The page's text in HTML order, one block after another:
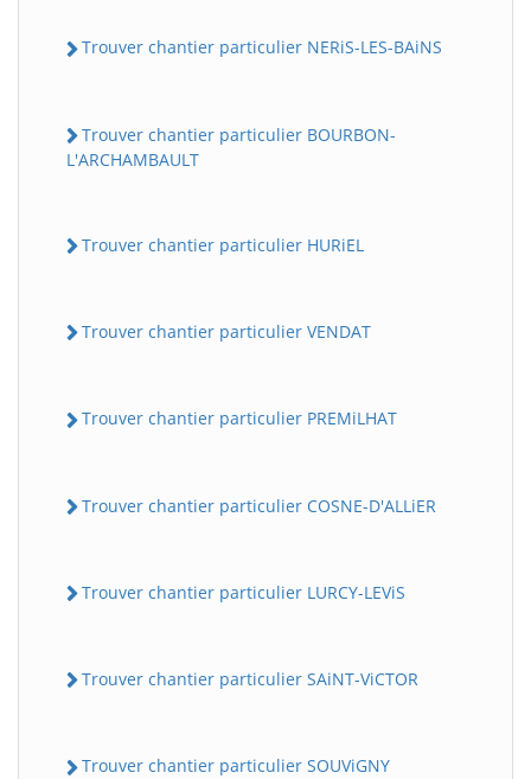
Trouver chantier particulier NERiS-LES-BAiNS
Trouver chantier particulier BOURBON-
L'ARCHAMBAULT
Trouver chantier particulier HURiEL
Trouver chantier particulier VENDAT
Trouver chantier particulier PREMiLHAT
Trouver chantier particulier COSNE-D'ALLiER
Trouver chantier particulier LURCY-LEViS
Trouver chantier particulier SAiNT-ViCTOR
Trouver chantier particulier SOUViGNY